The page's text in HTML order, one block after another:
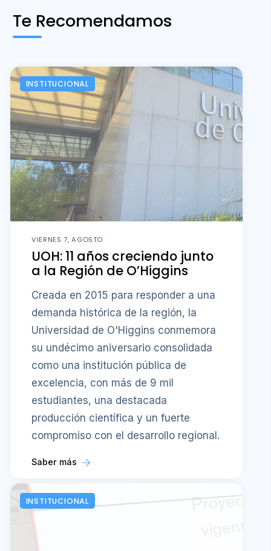
Te Recomendamos
INSTITUCIONAL
VIERNES 7, AGOSTO
UOH: 11 años creciendo junto
a la Región de O’Higgins
Creada en 2015 para responder a una
demanda histórica de la región, la
Universidad de O'Higgins conmemora
su undécimo aniversario consolidada
como una institución pública de
excelencia, con más de 9 mil
estudiantes, una destacada
producción científica y un fuerte
compromiso con el desarrollo regional.
Saber más
INSTITUCIONAL